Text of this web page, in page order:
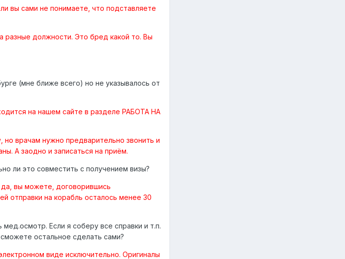
вы сами не понимаете, что подставляете
разные должности. Это бред какой то. Вы
(мне ближе всего) но не указывалось от
на нашем сайте в разделе РАБОТА НА
но врачам нужно предварительно звонить и
А заодно и записаться на приём.
ли это совместить с получением визы?
вы можете, договорившись
отправки на корабль осталось менее 30
Если я соберу все справки и т.п.
остальное сделать сами?
виде исключительно. Оригиналы